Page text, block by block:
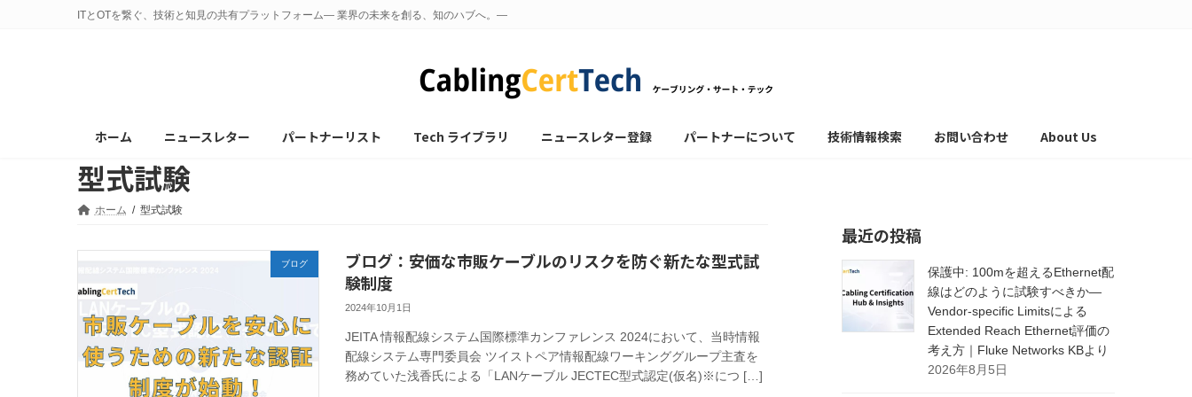
ITとOTを繋ぐ、技術と知見の共有プラットフォーム— 業界の未来を創る、知のハブへ。—
ホーム ニュースレター パートナーリスト Tech ライブラリ ニュースレター登録 パートナーについて 技術情報検索 お問い合わせ About Us
型式試験
ホーム 型式試験
ブログ
ブログ：安価な市販ケーブルのリスクを防ぐ新たな型式試
験制度
2024年10月1日
JEITA 情報配線システム国際標準カンファレンス 2024において、当時情報
配線システム専門委員会 ツイストペア情報配線ワーキンググループ主査を
務めていた浅香氏による「LANケーブル JECTEC型式認定(仮名)※につ […]
最近の投稿
保護中: 100mを超えるEthernet配
線はどのように試験すべきか―
Vendor-specific Limitsによる
Extended Reach Ethernet評価の
考え方｜Fluke Networks KBより
2026年8月5日